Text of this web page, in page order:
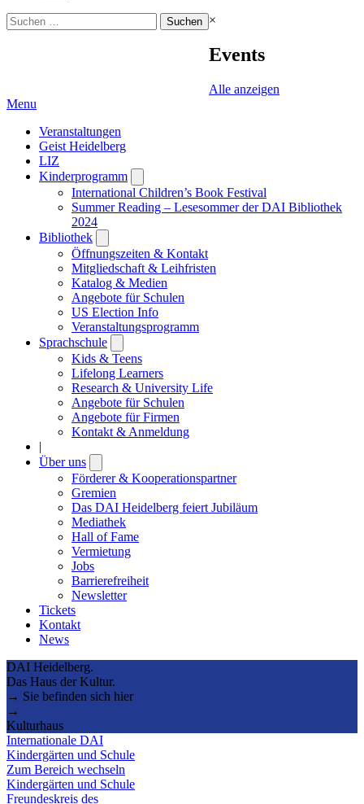
Suchen
nach:
×
Events
Alle anzeigen
Menu
Veranstaltungen
Geist Heidelberg
LIZ
Kinderprogramm
submenu
International Children’s Book Festival
Summer Reading – Lesesommer der DAI Bibliothek
2024
Bibliothek
submenu
Öffnungszeiten & Kontakt
Mitgliedschaft & Leihfristen
Katalog & Medien
Angebote für Schulen
US Election Info
Veranstaltungsprogramm
Sprachschule
submenu
Kids & Teens
Lifelong Learners
Research & University Life
Angebote für Schulen
Angebote für Firmen
Kontakt & Anmeldung
|
Über uns
submenu
Förderer & Kooperationspartner
Gremien
Das DAI Heidelberg feiert Jubiläum
Mediathek
Hall of Fame
Vermietung
Jobs
Barrierefreiheit
Newsletter
Tickets
Kontakt
News
DAI Heidelberg.
Das Haus der Kultur.
→ Sie befinden sich hier
→
Kulturhaus
Internationale DAI
Kindergärten und Schule
Zum Bereich wechseln
Kindergärten und Schule
Freundeskreis des